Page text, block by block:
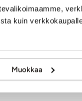
kuin
Muokkaa